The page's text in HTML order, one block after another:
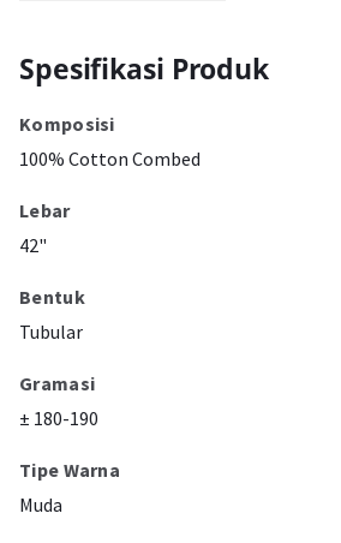
Spesifikasi Produk
Komposisi
100% Cotton Combed
Lebar
42"
Bentuk
Tubular
Gramasi
± 180-190
Tipe Warna
Muda